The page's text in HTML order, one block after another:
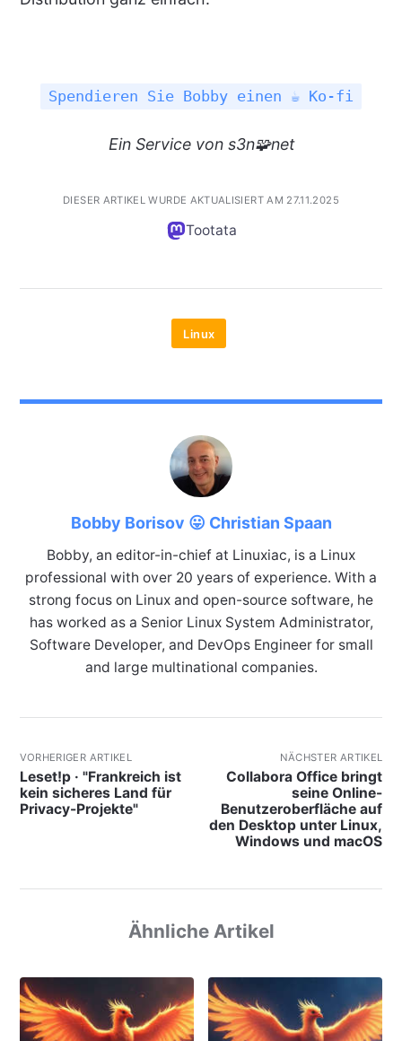
Spendieren Sie Bobby einen ☕ Ko-fi
Ein Servicevon s3n🧩net
DIESER ARTIKEL WURDE AKTUALISIERT AM 27.11.2025
Tootata
Linux
Bobby Borisov 😛 Christian Spaan
Bobby, an editor-in-chief at Linuxiac, is a Linux
professional with over 20 years of experience. With a
strong focus on Linux and open-source software, he
has worked as a Senior Linux System Administrator,
Software Developer, and DevOps Engineer for small
and large multinational companies.
VORHERIGER ARTIKEL
Leset!p · "Frankreich ist
kein sicheres Land für
Privacy-Projekte"
NÄCHSTER ARTIKEL
Collabora Office bringt
seine Online-
Benutzeroberfläche auf
den Desktop unter Linux,
Windows und macOS
Ähnliche Artikel